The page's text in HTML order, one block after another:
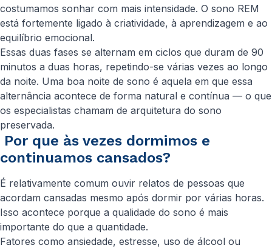
costumamos sonhar com mais intensidade. O sono REM
está fortemente ligado à criatividade, à aprendizagem e ao
equilíbrio emocional.
Essas duas fases se alternam em ciclos que duram de 90
minutos a duas horas, repetindo-se várias vezes ao longo
da noite. Uma boa noite de sono é aquela em que essa
alternância acontece de forma natural e contínua — o que
os especialistas chamam de arquitetura do sono
preservada.
Por que às vezes dormimos e
continuamos cansados?
É relativamente comum ouvir relatos de pessoas que
acordam cansadas mesmo após dormir por várias horas.
Isso acontece porque a qualidade do sono é mais
importante do que a quantidade.
Fatores como ansiedade, estresse, uso de álcool ou